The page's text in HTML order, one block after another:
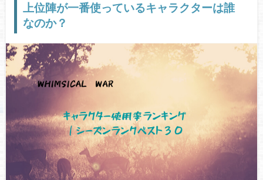
上位陣が一番使っているキャラクターは誰
なのか？